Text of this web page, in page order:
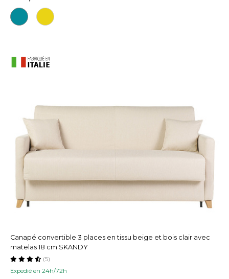
Canapé convertible 3 places en tissu beige et bois clair avec
matelas 18 cm SKANDY
Expedié en 24h/72h
(5)